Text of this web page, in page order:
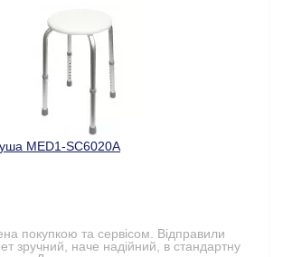
MED1-SC6020A
покупкою та сервісом. Відправили
зручний, наче надійний, в стандартну